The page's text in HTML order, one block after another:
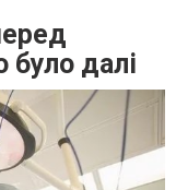
було далі